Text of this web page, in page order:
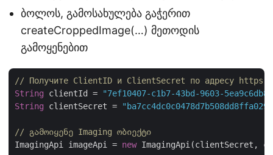
ბოლოს, გამოსახულება გაჭერით
createCroppedImage(…) მეთოდის
გამოყენებით
// Получите ClientID и ClientSecret по адресу
String clientId =
"7ef10407-c1b7-43bd-9603-
String clientSecret =
// გამოიყენე Imaging ობიექტი
ImagingApi imageApi = new ImagingApi(clientSecret,